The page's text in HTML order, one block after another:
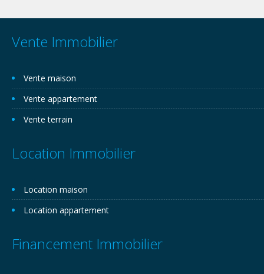
Vente Immobilier
Vente maison
Vente appartement
Vente terrain
Location Immobilier
Location maison
Location appartement
Financement Immobilier